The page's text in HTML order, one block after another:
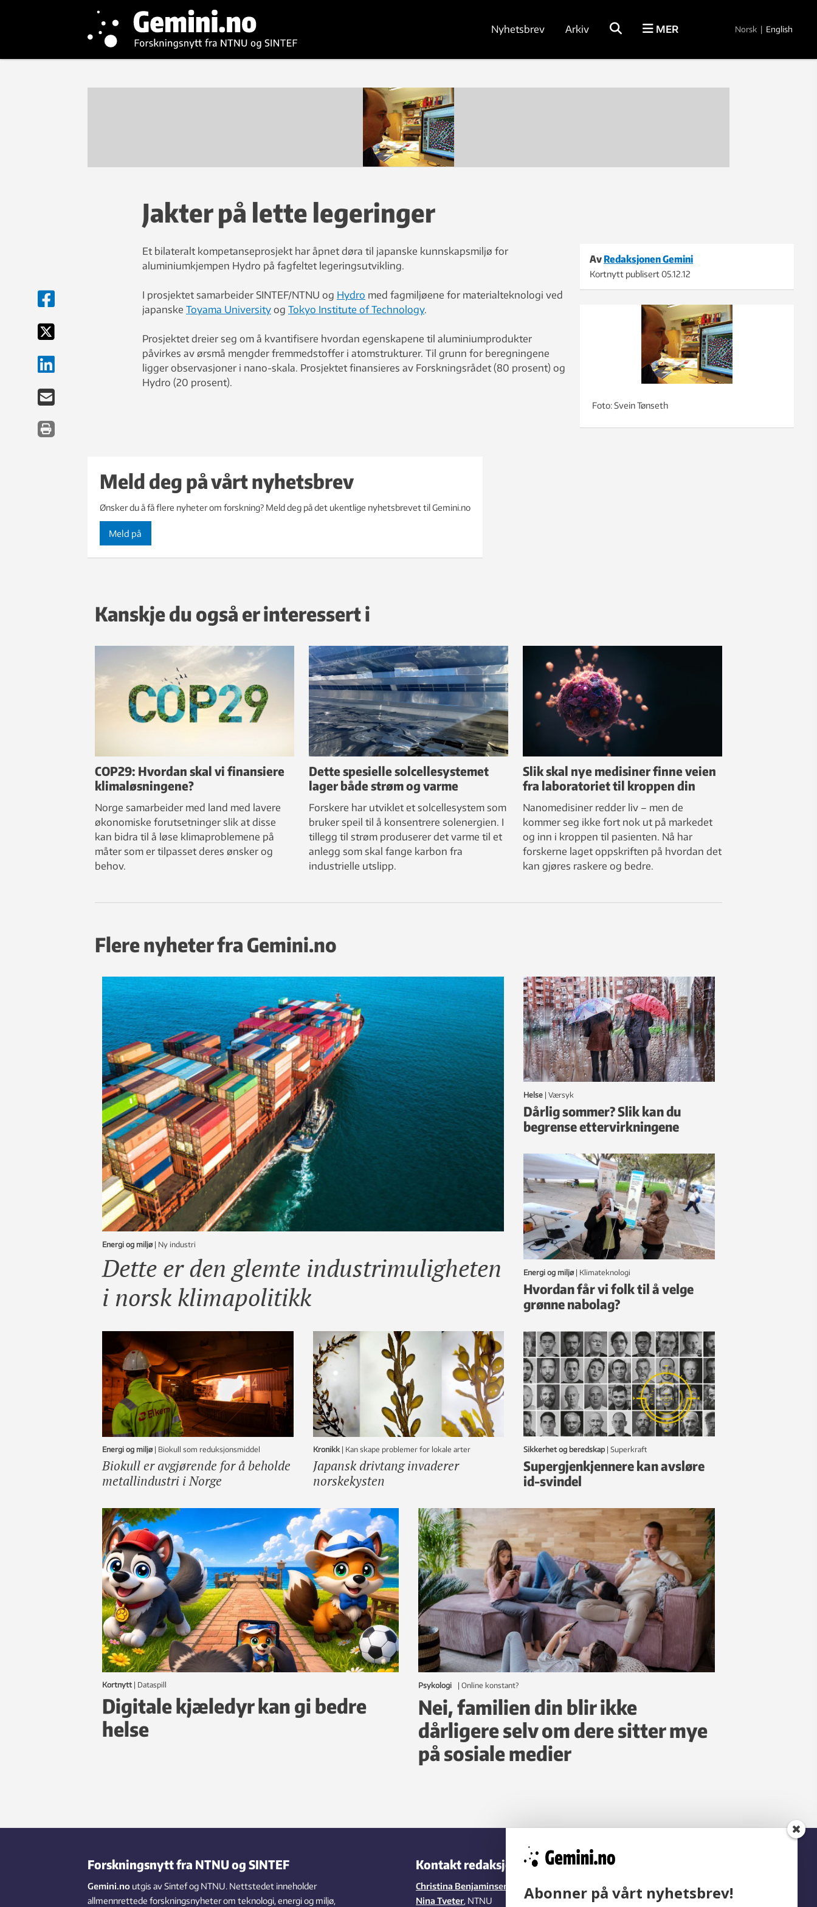
Nyhetsbrev Arkiv MER Norsk | English
Jakter på lette legeringer
Av Redaksjonen Gemini
Kortnytt publisert05.12.12
Foto: Svein Tønseth
Et bilateralt kompetanseprosjekt har åpnet døra til japanske kunnskapsmiljø for
aluminiumkjempen Hydro på fagfeltet legeringsutvikling.
I prosjektet samarbeider SINTEF/NTNU og Hydro med fagmiljøene for materialteknologi ved
japanske Toyama University og Tokyo Institute of Technology.
Prosjektet dreier seg om å kvantifisere hvordan egenskapene til aluminiumprodukter
påvirkes av ørsmå mengder fremmedstoffer i atomstrukturer. Til grunn for beregningene
ligger observasjoner i nano-skala. Prosjektet finansieres av Forskningsrådet (80 prosent) og
Hydro (20 prosent).
Meld deg på vårt nyhetsbrev
Ønsker du å få flere nyheter om forskning? Meld deg på det ukentlige nyhetsbrevet til Gemini.no
Meld på
Kanskje du også er interessert i
COP29: Hvordan skal vi finansiere
klimaløsningene?
Norge samarbeider med land med lavere
økonomiske forutsetninger slik at disse
kan bidra til å løse klimaproblemene på
måter som er tilpasset deres ønsker og
behov.
Dette spesielle solcellesystemet
lager både strøm og varme
Forskere har utviklet et solcellesystem som
bruker speil til å konsentrere solenergien. I
tillegg til strøm produserer det varme til et
anlegg som skal fange karbon fra
industrielle utslipp.
Slik skal nye medisiner finne veien
fra laboratoriet til kroppen din
Nanomedisiner redder liv – men de
kommer seg ikke fort nok ut på markedet
og inn i kroppen til pasienten. Nå har
forskerne laget oppskriften på hvordan det
kan gjøres raskere og bedre.
Flere nyheter fra Gemini.no
Energi og miljø | ny industri
Dette er den glemte industrimuligheten
i norsk klimapolitikk
Helse | Værsyk
Dårlig sommer? Slik kan du
begrense ettervirkningene
Energi og miljø | klimateknologi
Hvordan får vi folk til å velge
grønne nabolag?
Energi og miljø | Biokull som reduksjonsmiddel
Biokull er avgjørende for å beholde
metallindustri i Norge
Kronikk | Kan skape problemer for lokale arter
Japansk drivtang invaderer
norskekysten
Sikkerhet og beredskap | Superkraft
Supergjenkjennere kan avsløre
id-svindel
Kortnytt | dataspill
Digitale kjæledyr kan gi bedre
helse
Psykologi | online konstant?
Nei, familien din blir ikke
dårligere selv om dere sitter mye
på sosiale medier
Forskningsnytt fra NTNU og SINTEF
Gemini.no utgis av Sintef og NTNU. Nettstedet inneholder
allmennrettede forskningsnyheter om teknologi, energi og miljø,
Kontakt redaksjonen
Christina Benjaminsen
SINTEF
Nina Tveter, NTNU Abonner på vårt nyhetsbrev!